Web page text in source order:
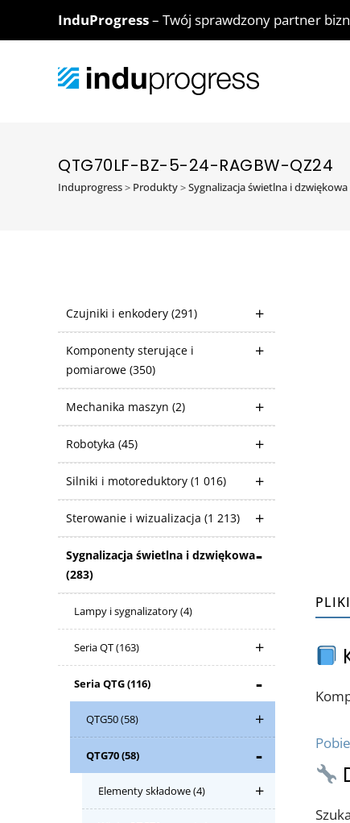
InduProgress– Twój sprawdzony partner
QTG70LF-BZ-5-24-RAGBW-QZ24
Induprogress> Produkty>Sygnalizacja świetlna i dzwiękowa
Czujniki i enkodery (291)
Komponenty sterujące i
pomiarowe (350)
Mechanika maszyn (2)
Robotyka (45)
Silniki i motoreduktory (1 016)
Sterowanie i wizualizacja (1 213)
Sygnalizacja świetlna i dzwiękowa
(283)
Lampy i sygnalizatory(4)
Seria QT(163)
Seria QTG(116)
QTG50(58)
QTG70(58)
Elementy składowe(4)